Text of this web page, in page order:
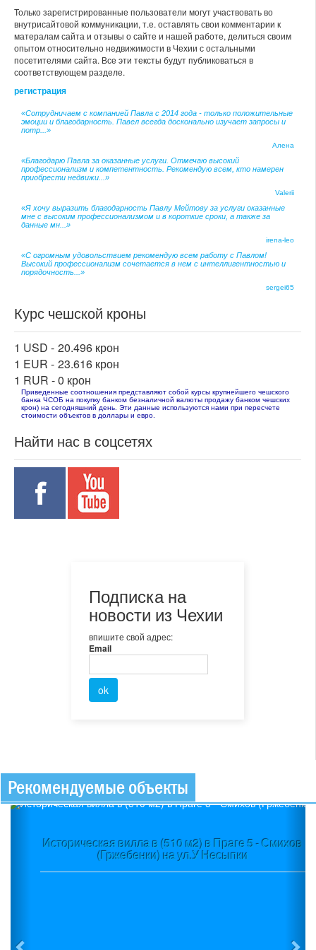
Только зарегистрированные пользователи могут участвовать во
внутрисайтовой коммуникации, т.е. оставлять свои комментарии к
матералам сайта и отзывы о сайте и нашей работе, делиться своим
опытом относительно недвижимости в Чехии с остальными
посетителями сайта. Все эти тексты будут публиковаться в
соответствующем разделе.
регистрация
«Сотрудничаем с компанией Павла с 2014 года - только положительные
эмоции и благодарность. Павел всегда досконально изучает запросы и
потр...»
Алена
«Благодарю Павла за оказанные услуги. Отмечаю высокий
профессионализм и компетентность. Рекомендую всем, кто намерен
приобрести недвижи...»
Valerii
«Я хочу выразить благодарность Павлу Мейтову за услуги оказанные
мне с высоким профессионализмом и в короткие сроки, а также за
данные мн...»
irena-leo
«С огромным удовольствием рекомендую всем работу с Павлом!
Высокий профессионализм сочетается в нем с интеллигентностью и
порядочность...»
sergei65
Курс чешской кроны
1 USD - 20.496 крон
1 EUR - 23.616 крон
1 RUR -0 крон
Приведенные соотношения представляют собой курсы крупнейшего чешского
банка ЧСОБ на покупку банком безналичной валюты продажу банком чешских
крон) на сегодняшний день. Эти данные используются нами при пересчете
стоимости объектов в доллары и евро.
Найти нас в соцсетях
Подписка на
новости из Чехии
впишите свой адрес:
Email
Рекомендуемые объекты
Историческая вилла в (510 м2) в Праге 5 - Смихов
(Гржебенки) на ул.У Несыпки
Previous